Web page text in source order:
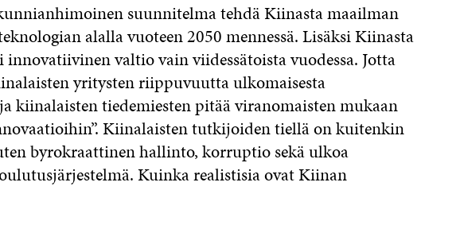
suunnitelma tehdä Kiinasta maailman
alalla vuoteen 2050 mennessä. Lisäksi Kiinasta
valtio vain viidessätoista vuodessa. Jotta
yritysten riippuvuutta ulkomaisesta
kiinalaisten tiedemiesten pitää viranomaisten mukaan
Kiinalaisten tutkijoiden tiellä on kuitenkin
byrokraattinen hallinto, korruptio sekä ulkoa
Kuinka realistisia ovat Kiinan